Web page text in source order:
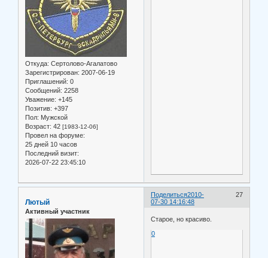
Откуда: Сертолово-Агалатово
Зарегистрирован: 2007-06-19
Приглашений: 0
Сообщений: 2258
Уважение: +145
Позитив: +397
Пол: Мужской
Возраст: 42 [1983-12-06]
Провел на форуме:
25 дней 10 часов
Последний визит:
2026-07-22 23:45:10
Поделиться 27
2010-
07-30 14:16:48
Лютый
Активный участник
Старое, но красиво.
0